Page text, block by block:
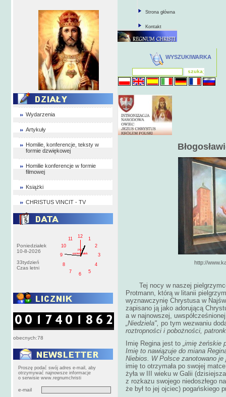
Wydarzenia
Artykuły
Homilie, konferencje, teksty w
formie dzwiękowej
Homilie konferencje w formie
filmowej
Książki
CHRISTUS VINCIT - TV
Poniedziałek
10-8-2026
33tydzień
Czas letni
1
2
3
4
5
6
7
8
9
10
11
12
PM
poniedziałek
obecnych:78
Proszę podać swój adres e-mail, aby
otrzymywać najnowsze informacje
o serwisie www.regnumchristi
e-mail
Strona główna
Kontakt
WYSZUKIWARKA
http://
Tej nocy w naszej
Protmann, którą w litanii
wyznawczynię Chrystusa w
zapisano ją jako adorującą
a w najnowszej,
„Niedziela", po tym wezwaniu
roztropności i pobożności,
Imię Regina jest to „imię żeńskie
Imię to nawiązuje do miana
Niebios. W Polsce zanotowano je
imię to otrzymała po swojej
żyła w III wieku w Galii
z rozkazu swojego niedoszłego
że był to jej ojciec) pogańskiego